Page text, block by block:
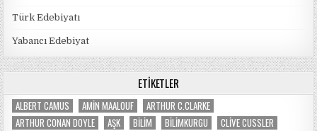
Türk Edebiyatı
Yabancı Edebiyat
ETIKETLER
ALBERT CAMUS AMIN MAALOUF
ARTHUR C.CLARKE
ARTHUR CONAN DOYLE
AŞK BILIM BILIMKURGU
CLIVE CUSSLER